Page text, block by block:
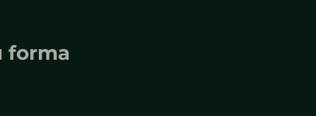
forma